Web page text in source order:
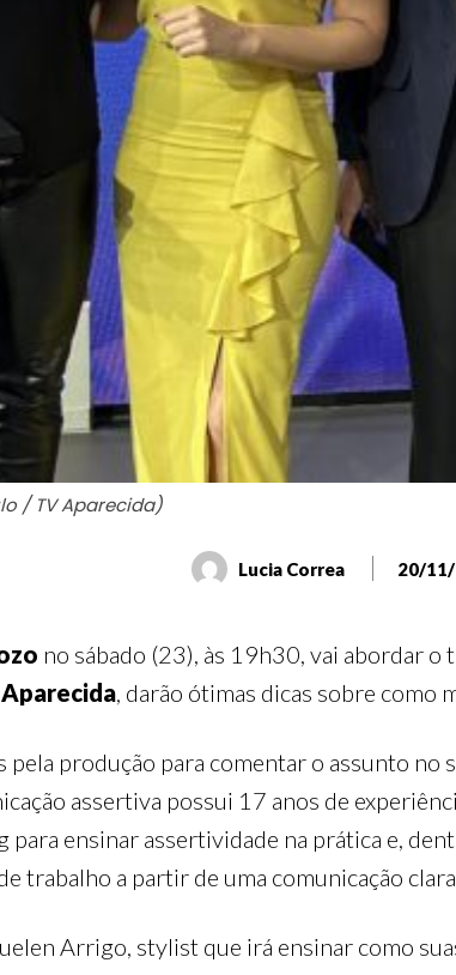
/ TV Aparecida)
Lucia Correa 20/
no sábado (23), às 19h30, vai abordar o
, darão ótimas dicas sobre como
produção para comentar o assunto no
assertiva possui 17 anos de
ensinar assertividade na prática e,
trabalho a partir de uma comunicação
Arrigo, stylist que irá ensinar como